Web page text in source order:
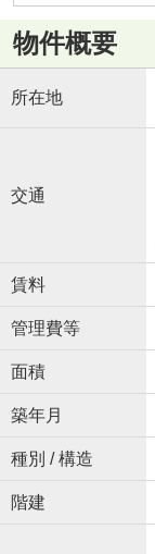
物件概要
所在地
交通
賃料
管理費等
面積
築年月
種別 / 構造
階建